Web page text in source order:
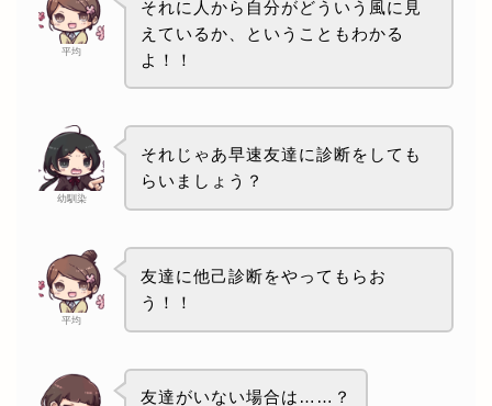
平均
それに人から自分がどういう風に見
えているか、ということもわかる
よ！！
幼馴染
それじゃあ早速友達に診断をしても
らいましょう？
平均
友達に他己診断をやってもらお
う！！
友達がいない場合は……？